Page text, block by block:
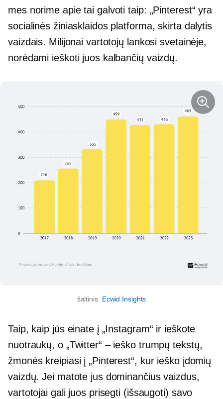
mes norime apie tai galvoti taip: „Pinterest“ yra
socialinės žiniasklaidos platforma, skirta dalytis
vaizdais. Milijonai vartotojų lankosi svetainėje,
norėdami ieškoti juos kalbančių vaizdų.
šaltinis: Ecwid Insights
Taip, kaip jūs einate į „Instagram“ ir ieškote
nuotraukų, o „Twitter“ – ieško trumpų tekstų,
žmonės kreipiasi į „Pinterest“, kur ieško įdomių
vaizdų. Jei matote jus dominančius vaizdus, ​​
vartotojai gali juos prisegti (išsaugoti) savo